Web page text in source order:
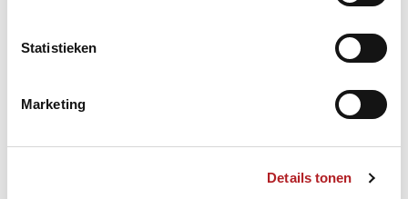
Statistieken
Marketing
Details tonen